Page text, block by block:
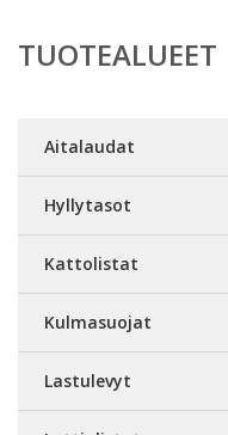
TUOTEALUEET
Aitalaudat
Hyllytasot
Kattolistat
Kulmasuojat
Lastulevyt